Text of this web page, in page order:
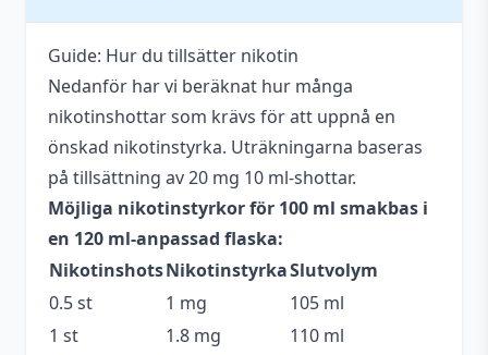
Guide: Hur du tillsätter nikotin
Nedanför har vi beräknat hur många
nikotinshottar som krävs för att uppnå en
önskad nikotinstyrka. Uträkningarna baseras
på tillsättning av 20 mg 10 ml-shottar.
Möjliga nikotinstyrkor för 100 ml smakbas i
en 120 ml-anpassad flaska:
NikotinshotsNikotinstyrkaSlutvolym
0.5 st
1 mg
105 ml
1 st
1.8 mg
110 ml
Anpassad för
nikotinstyrka
Antal ml
100 ml
Beskrivande
Bärig ,Söt
Blandning
70VG / 30PG
Flaskstorlek
120 ml
Innehåller
cooling
Nej
Serie Okänt